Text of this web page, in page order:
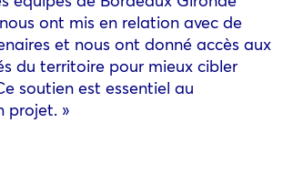
ont mis en relation avec de
et nous ont donné accès aux
du territoire pour mieux cibler
soutien est essentiel au
projet. »